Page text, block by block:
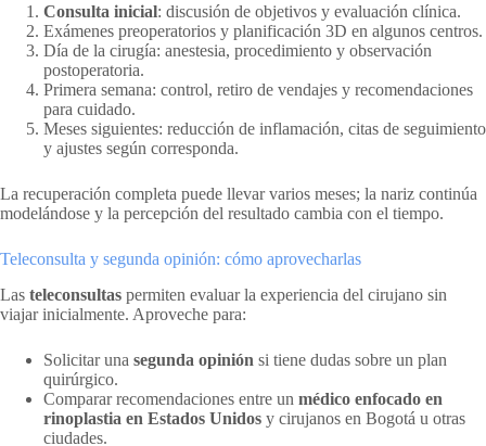
Consulta inicial: discusión de objetivos y evaluación clínica.
Exámenes preoperatorios y planificación 3D en algunos centros.
Día de la cirugía: anestesia, procedimiento y observación
postoperatoria.
Primera semana: control, retiro de vendajes y recomendaciones
para cuidado.
Meses siguientes: reducción de inflamación, citas de seguimiento
y ajustes según corresponda.
La recuperación completa puede llevar varios meses; la nariz continúa
modelándose y la percepción del resultado cambia con el tiempo.
Teleconsulta y segunda opinión: cómo aprovecharlas
Las teleconsultas permiten evaluar la experiencia del cirujano sin
viajar inicialmente. Aproveche para:
Solicitar una segunda opinión si tiene dudas sobre un plan
quirúrgico.
Comparar recomendaciones entre un médico enfocado en
rinoplastia en Estados Unidos y cirujanos en Bogotá u otras
ciudades.